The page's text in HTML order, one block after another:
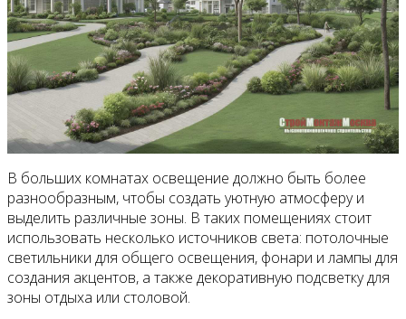
В больших комнатах освещение должно быть более
разнообразным, чтобы создать уютную атмосферу и
выделить различные зоны. В таких помещениях стоит
использовать несколько источников света: потолочные
светильники для общего освещения, фонари и лампы для
создания акцентов, а также декоративную подсветку для
зоны отдыха или столовой.